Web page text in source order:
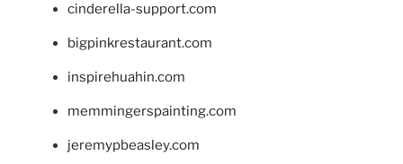
cinderella-support.com
bigpinkrestaurant.com
inspirehuahin.com
memmingerspainting.com
jeremypbeasley.com